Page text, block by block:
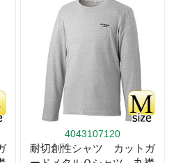
4043107120
耐切創性シャツ カットガ